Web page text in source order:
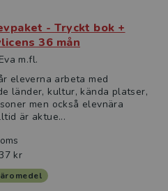
- Tryckt bok +
36 mån
m.fl.
eleverna arbeta med
länder, kultur, kända platser,
men också elevnära
är aktue...
kr